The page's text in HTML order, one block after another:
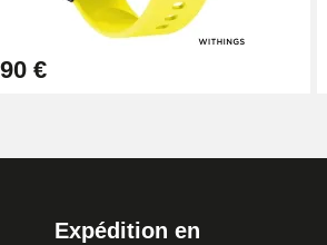
€
Expédition en